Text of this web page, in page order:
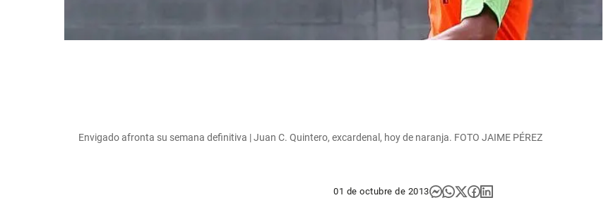
Envigado afronta su semana definitiva | Juan C. Quintero, excardenal, hoy de naranja. FOTO JAIME PÉREZ
01 de octubre de 2013